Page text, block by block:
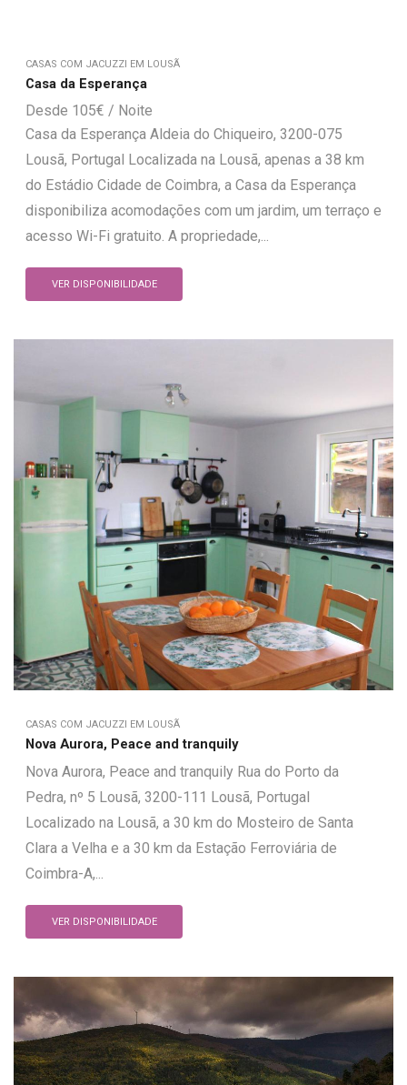
CASAS COM JACUZZI EM LOUSÃ
Casa da Esperança
105€
Casa da Esperança Aldeia do Chiqueiro, 3200-075
Lousã, Portugal Localizada na Lousã, apenas a 38 km
do Estádio Cidade de Coimbra, a Casa da Esperança
disponibiliza acomodações com um jardim, um terraço e
acesso Wi-Fi gratuito. A propriedade,...
VER DISPONIBILIDADE
CASAS COM JACUZZI EM LOUSÃ
Nova Aurora, Peace and tranquily
Nova Aurora, Peace and tranquily Rua do Porto da
Pedra, nº 5 Lousã, 3200-111 Lousã, Portugal
Localizado na Lousã, a 30 km do Mosteiro de Santa
Clara a Velha e a 30 km da Estação Ferroviária de
Coimbra-A,...
VER DISPONIBILIDADE